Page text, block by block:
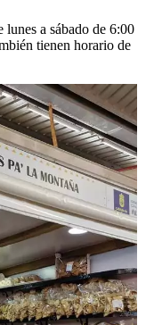
lunes a sábado de 6:00
tienen horario de